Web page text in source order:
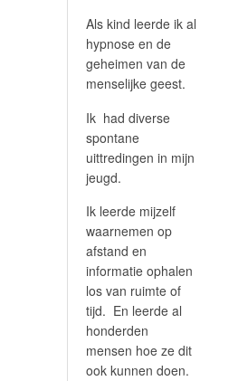
Als kind leerde ik al
hypnose en de
geheimen van de
menselijke geest.
Ik had diverse
spontane
uittredingen in mijn
jeugd.
Ik leerde mijzelf
waarnemen op
afstand en
informatie ophalen
los van ruimte of
tijd. En leerde al
honderden
mensen hoe ze dit
ook kunnen doen.